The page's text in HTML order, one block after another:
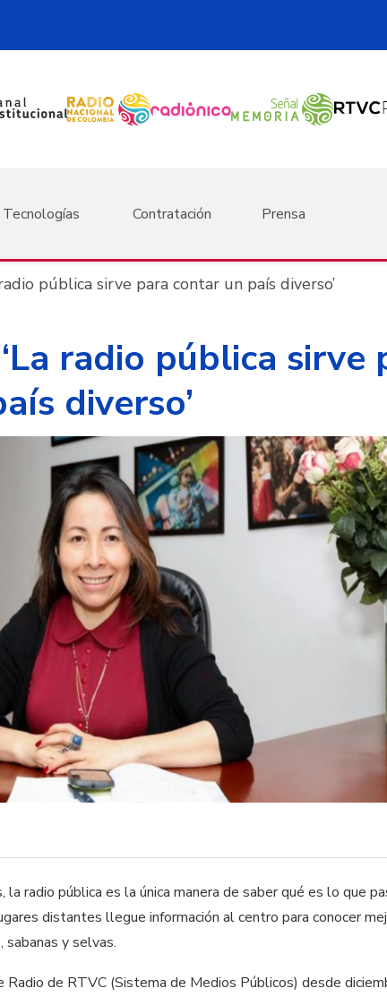
Tecnologías Contratación Prensa
pública sirve para contar un país diverso’
radio pública sirve
diverso’
radio pública es la única manera de saber qué es lo que
distantes llegue información al centro para conocer
sabanas y selvas.
Radio de RTVC (Sistema de Medios Públicos) desde